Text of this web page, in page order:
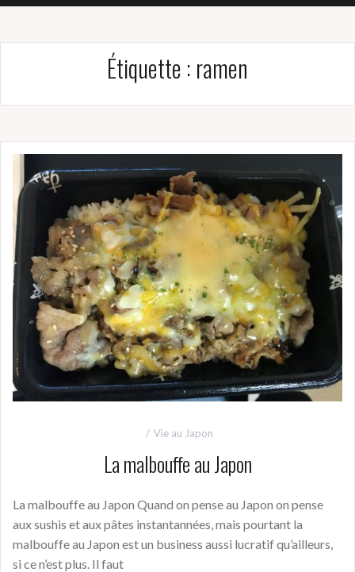
Étiquette : ramen
Vie au Japon
La malbouffe au Japon
La malbouffe au Japon Quand on pense au Japon on pense
aux sushis et aux pâtes instantannées, mais pourtant la
malbouffe au Japon est un business aussi lucratif qu’ailleurs,
si ce n’est plus. Il faut